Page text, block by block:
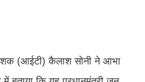
(आईटी) कैलाश सोनी ने आभा